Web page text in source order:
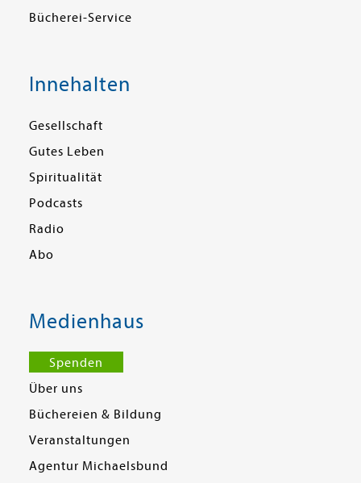
Bücherei-Service
Innehalten
Gesellschaft
Gutes Leben
Spiritualität
Podcasts
Radio
Abo
Medienhaus
Spenden
Über uns
Büchereien & Bildung
Veranstaltungen
Agentur Michaelsbund